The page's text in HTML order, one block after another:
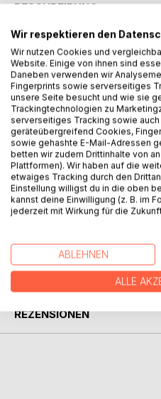
BESCHREIBUNG
The Festschrift celebrates
of Tibetan and Buddhist
University of Munich from
occasion of his 65th
friends and colleagues to
reaching contributions to the
Mirroring Franz-Karl
papers centre on the
Tibet and the Himalayas,
religious history, philosophy,
production and transmission.
REZENSIONEN
Wir respektieren den
Wir nutzen Cookies und
Website. Einige von ihnen sind
Daneben verwenden wir
Fingerprints sowie serverseitiges
unsere Seite besucht und wie sie
Trackingtechnologien zu
serverseitiges Tracking sowie
geräteübergreifend Cookies,
sowie gehashte E-Mail-Adressen
betten wir zudem Drittinhalte von
Plattformen). Wir haben auf die
etwaiges Tracking durch den
Einstellung willigst du in die oben
kannst deine Einwilligung (z. B. im
jederzeit mit Wirkung für die
ABLEHNEN
ALLE